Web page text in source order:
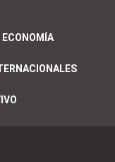
ECONOMÍA